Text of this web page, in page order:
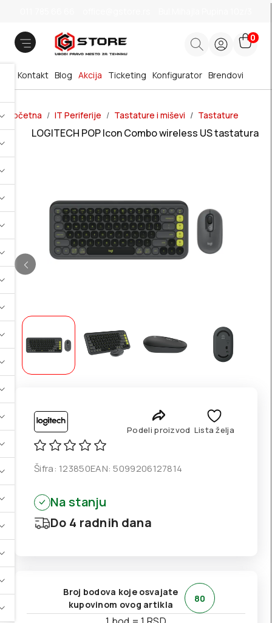
0
Brendovi
Blog Akcija
Kontakt Ticketing Konfigurator
Početna IT Periferije Tastature i miševi Tastature
LOGITECH POP Icon Combo wireless US tastatura
Podeli proizvod Lista želja
Šifra: 123850EAN:5099206127814
Na stanju
Do 4 radnih dana
Broj bodova koje osvajate
kupovinom ovog artikla
80